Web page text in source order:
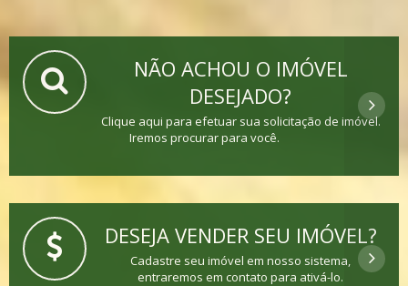
NÃO ACHOU O IMÓVEL
DESEJADO?
Clique aqui para efetuar sua solicitação de imóvel.
Iremos procurar para você.
DESEJA VENDER SEU IMÓVEL?
Cadastre seu imóvel em nosso sistema,
entraremos em contato para ativá-lo.